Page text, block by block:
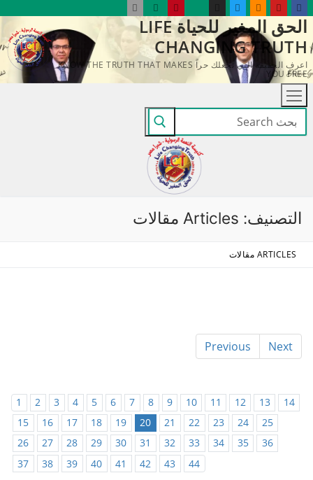
التجاوز
إلى
المحتوى
الحق المغير للحياة LIFE
CHANGING TRUTH
اعرف الحقيقة التي تجعلك حراً KNOW THE TRUTH THAT MAKES
YOU FREE
البحث
عن:
التصنيف: Articles مقالات
ARTICLES مقالات
Previous Next
1 2 3 4 5 6 7 8 9 10 11 12 13
14
15
16 17 18 19 20 21 22 23 24
25
26
27 28 29 30 31 32 33 34 35
36
37
38 39 40 41 42 43 44